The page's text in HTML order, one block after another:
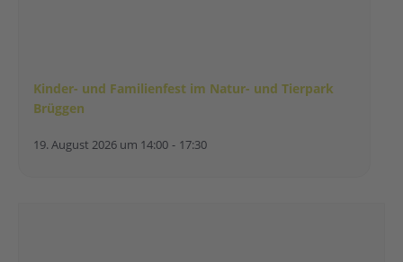
Kinder- und Familienfest im Natur- und Tierpark
Brüggen
19. August 2026 um 14:00 - 17:30